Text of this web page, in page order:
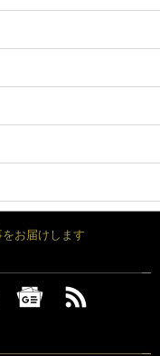
お届けします